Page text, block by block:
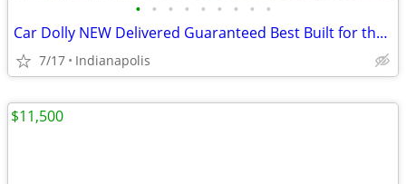
• • • • • • • • •
Car Dolly NEW Delivered Guaranteed Best Built for the Money in U.S.!
7/17 Indianapolis
$11,500